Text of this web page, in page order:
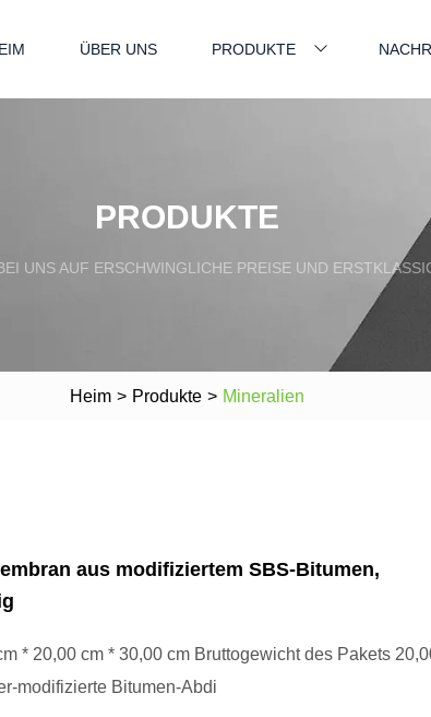
ÜBER UNS PRODUKTE
PRODUKTE
UNS AUF ERSCHWINGLICHE PREISE UND
Heim > Produkte > Mineralien
aus modifiziertem SBS-Bitumen,
* 20,00 cm * 30,00 cm Bruttogewicht des Pakets
modifizierte Bitumen-Abdi